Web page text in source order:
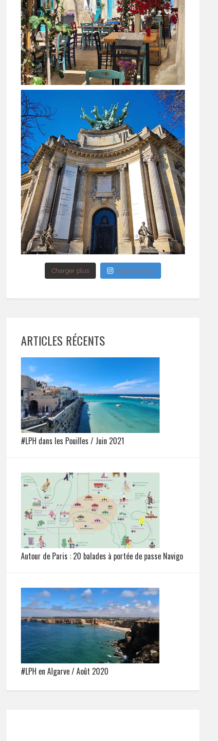
Charger plus Suivez-moi !
ARTICLES RÉCENTS
#LPH dans les Pouilles / Juin 2021
Autour de Paris : 20 balades à portée de passe Navigo
#LPH en Algarve / Août 2020